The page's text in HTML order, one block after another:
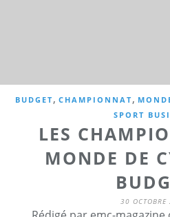
BUDGET, CHAMPIONNAT,
SPORT
LES
MONDE DE
30